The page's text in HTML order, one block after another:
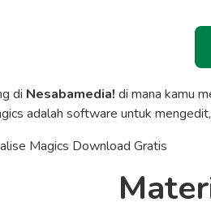
di Nesabamedia!di mana kamu
adalah software untuk